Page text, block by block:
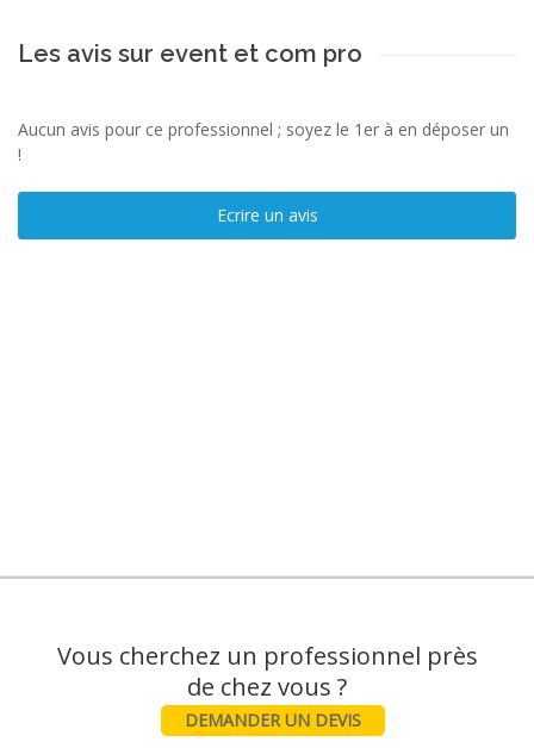
Les avis sur event et com pro
Aucun avis pour ce professionnel ; soyez le 1er à en déposer un
!
Ecrire un avis
Vous cherchez un professionnel près
DEMANDER UN DEVIS